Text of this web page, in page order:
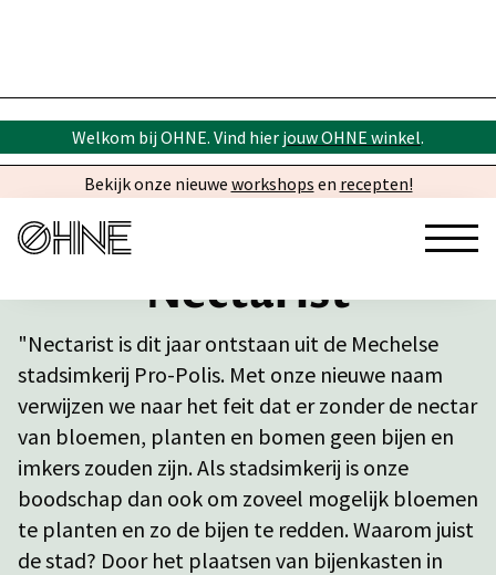
Welkom bij OHNE. Vind hier jouw OHNE winkel.
Bekijk onze nieuwe workshops en recepten!
Nectarist
"Nectarist is dit jaar ontstaan uit de Mechelse
stadsimkerij Pro-Polis. Met onze nieuwe naam
verwijzen we naar het feit dat er zonder de nectar
van bloemen, planten en bomen geen bijen en
imkers zouden zijn. Als stadsimkerij is onze
boodschap dan ook om zoveel mogelijk bloemen
te planten en zo de bijen te redden. Waarom juist
de stad? Door het plaatsen van bijenkasten in